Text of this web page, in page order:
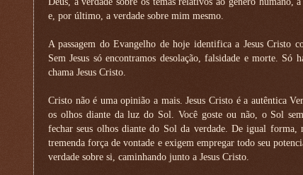
e, por último, a verdade sobre mim mesmo.
A passagem do Evangelho de hoje identifica a Jesus Cristo
Sem Jesus só encontramos desolação, falsidade e morte.
chama Jesus Cristo.
Cristo não é uma opinião a mais. Jesus Cristo é a autêntica
os olhos diante da luz do Sol. Você goste ou não, o Sol
fechar seus olhos diante do Sol da verdade. De igual forma,
tremenda força de vontade e exigem empregar todo seu
verdade sobre si, caminhando junto a Jesus Cristo.